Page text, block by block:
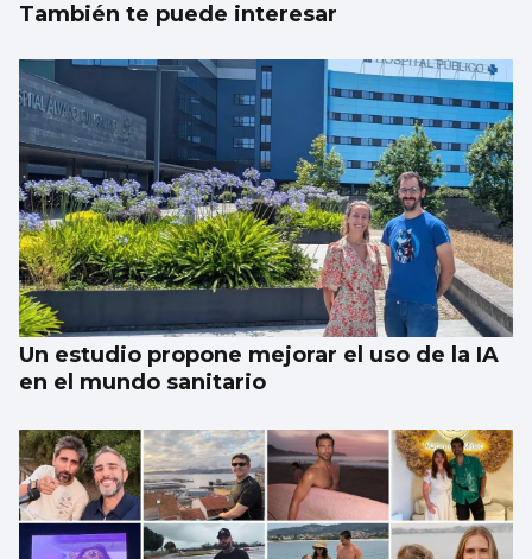
También te puede interesar
Un estudio propone mejorar el uso de la IA
en el mundo sanitario